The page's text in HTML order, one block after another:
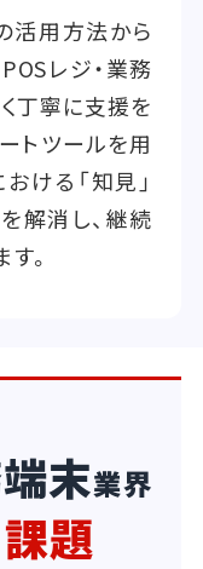
活用方法から
レジ・業務
丁寧に支援を
トツールを用
ける「知見」
解消し、継続
。
末業界
題